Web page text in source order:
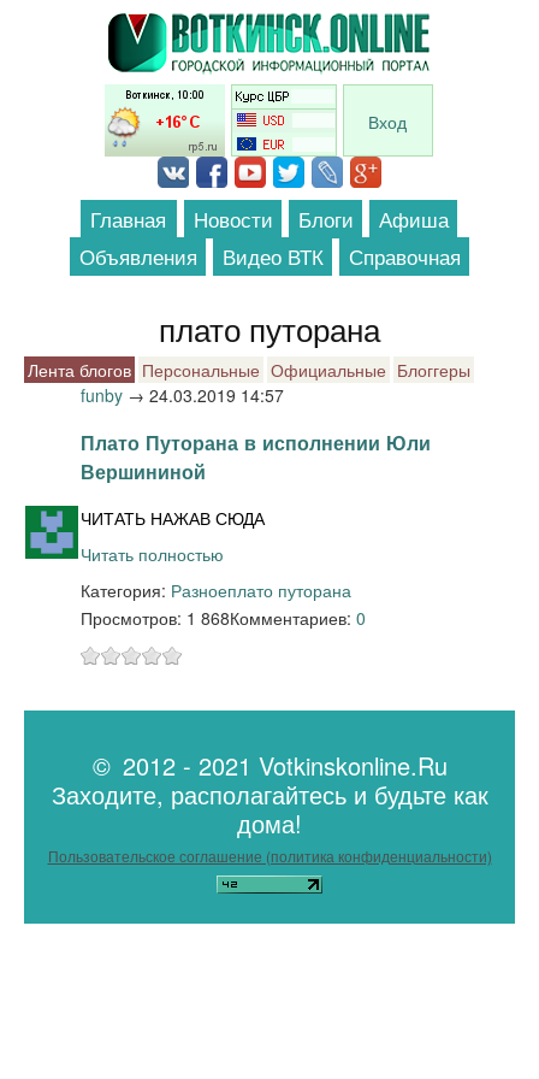
Перейти к основному содержанию
Вход
Главная Новости Блоги
Афиша
Объявления
Видео ВТК Справочная
плато путорана
Лента блогов Персональные Официальные Блоггеры
funby → 24.03.2019 14:57
Плато Путорана в исполнении Юли
Вершининой
ЧИТАТЬ НАЖАВ СЮДА
Читать полностью
Категория: Разноеплато путорана
Просмотров: 1 868Комментариев: 0
© 2012 - 2021 Votkinskonline.Ru
Заходите, располагайтесь и будьте как
дома!
Пользовательское соглашение (политика конфиденциальности)